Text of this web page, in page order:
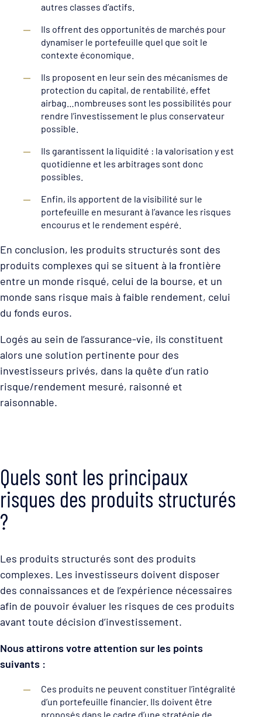
autres classes d’actifs.
Ils offrent des opportunités de marchés pour
dynamiser le portefeuille quel que soit le
contexte économique.
Ils proposent en leur sein des mécanismes de
protection du capital, de rentabilité, effet
airbag…nombreuses sont les possibilités pour
rendre l’investissement le plus conservateur
possible.
Ils garantissent la liquidité : la valorisation y est
quotidienne et les arbitrages sont donc
possibles.
Enfin, ils apportent de la visibilité sur le
portefeuille en mesurant à l’avance les risques
encourus et le rendement espéré.
En conclusion, les produits structurés sont des
produits complexes qui se situent à la frontière
entre un monde risqué, celui de la bourse, et un
monde sans risque mais à faible rendement, celui
du fonds euros.
Logés au sein de l’assurance-vie, ils constituent
alors une solution pertinente pour des
investisseurs privés, dans la quête d’un ratio
risque/rendement mesuré, raisonné et
raisonnable.
Quels sont les principaux
risques des produits structurés
?
Les produits structurés sont des produits
complexes. Les investisseurs doivent disposer
des connaissances et de l’expérience nécessaires
afin de pouvoir évaluer les risques de ces produits
avant toute décision d’investissement.
Nous attirons votre attention sur les points
suivants :
Ces produits ne peuvent constituer l’intégralité
d’un portefeuille financier. Ils doivent être
proposés dans le cadre d’une stratégie de